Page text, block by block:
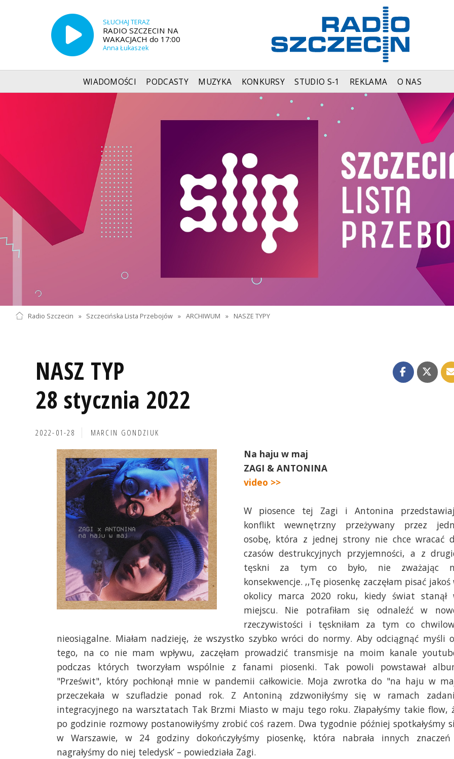
SŁUCHAJ TERAZ
RADIO SZCZECIN NA
WAKACJACH do 17:00
Anna Łukaszek
WIADOMOŚCI PODCASTY MUZYKA KONKURSY STUDIO S-1 REKLAMA O NAS
Radio Szczecin » Szczecińska Lista Przebojów » ARCHIWUM » NASZE TYPY
NASZ TYP
28 stycznia 2022
2022-01-28 MARCIN GONDZIUK
Na haju w maj
ZAGI & ANTONINA
video >>
W piosence tej Zagi i Antonina
konflikt wewnętrzny przeżywany przez
osobę, która z jednej strony nie chce wracać
czasów destrukcyjnych przyjemności, a z
tęskni za tym co było, nie zważając
konsekwencje. ,,Tę piosenkę zaczęłam pisać jakoś
okolicy marca 2020 roku, kiedy świat stanął
miejscu. Nie potrafiłam się odnaleźć w
rzeczywistości i tęskniłam za tym co
nieosiągalne. Miałam nadzieję, że wszystko szybko wróci do normy. Aby odciągnąć myśli
tego, na co nie mam wpływu, zaczęłam prowadzić transmisje na moim kanale
podczas których tworzyłam wspólnie z fanami piosenki. Tak powoli powstawał
"Prześwit", który pochłonął mnie w pandemii całkowicie. Moja zwrotka do "na haju w
przeczekała w szufladzie ponad rok. Z Antoniną zdzwoniłyśmy się w ramach
integracyjnego na warsztatach Tak Brzmi Miasto w maju tego roku. Złapałyśmy takie flow,
po godzinie rozmowy postanowiłyśmy zrobić coś razem. Dwa tygodnie później spotkałyśmy
w Warszawie, w 24 godziny dokończyłyśmy piosenkę, która nabrała innych
nagrałyśmy do niej teledysk’ – powiedziała Zagi.